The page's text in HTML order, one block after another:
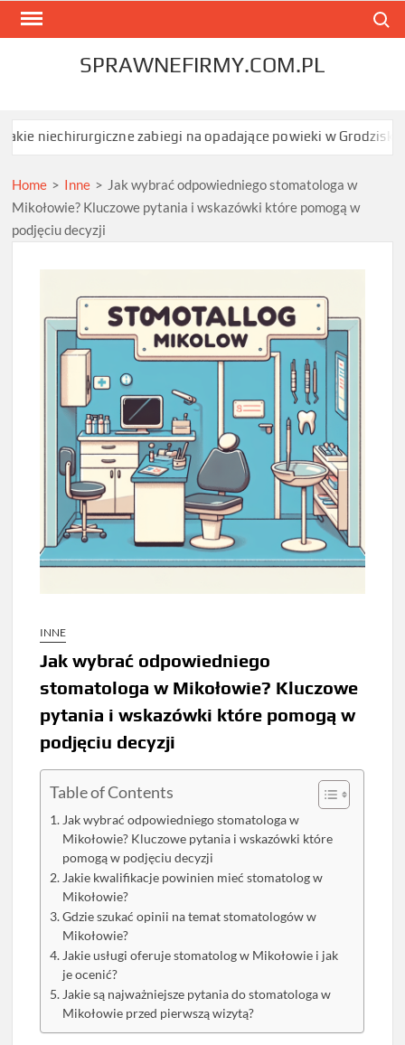
Skip
SPRAWNEFIRMY.COM.PL
zabiegi na opadające powieki w Grodzisku
Home > Inne > Jak wybrać odpowiedniego stomatologa w
Mikołowie? Kluczowe pytania i wskazówki które pomogą w
podjęciu decyzji
INNE
Jak wybrać odpowiedniego
stomatologa w Mikołowie? Kluczowe
pytania i wskazówki które pomogą w
podjęciu decyzji
Table of Contents
Jak wybrać odpowiedniego stomatologa w
Mikołowie? Kluczowe pytania i wskazówki które
pomogą w podjęciu decyzji
Jakie kwalifikacje powinien mieć stomatolog w
Mikołowie?
Gdzie szukać opinii na temat stomatologów w
Mikołowie?
Jakie usługi oferuje stomatolog w Mikołowie i jak
je ocenić?
Jakie są najważniejsze pytania do stomatologa w
Mikołowie przed pierwszą wizytą?